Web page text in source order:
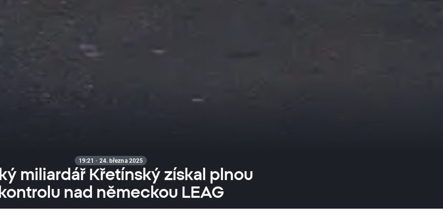
19:21 · 24. března 2025
miliardář Křetínský získal plnou
nad německou LEAG